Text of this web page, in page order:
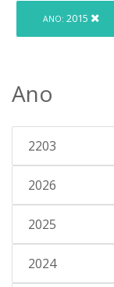
ANO: 2015
Ano
2203
2026
2025
2024